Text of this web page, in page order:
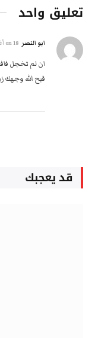
تعليق واحد
ابو النصر 18 أغسطس، 2019 12:35 ص
ان لم تخجل
قبح الله وجهك
قد يعجبك